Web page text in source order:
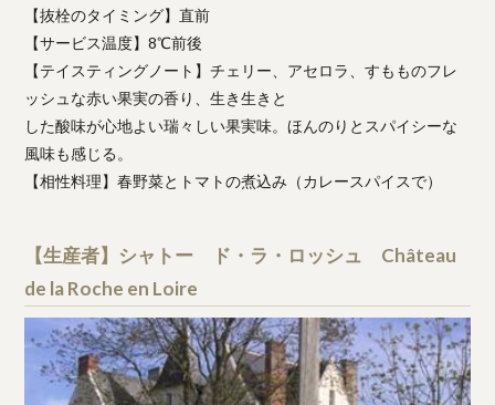
【抜栓のタイミング】直前
【サービス温度】8℃前後
【テイスティングノート】チェリー、アセロラ、すもものフレ
ッシュな赤い果実の香り、生き生きと
した酸味が心地よい瑞々しい果実味。ほんのりとスパイシーな
風味も感じる。
【相性料理】春野菜とトマトの煮込み（カレースパイスで）
【生産者】シャトー ド・ラ・ロッシュ Château
de la Roche en Loire